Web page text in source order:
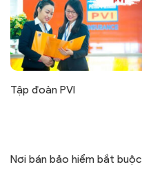
Tập đoàn PVI
Nơi bán bảo hiểm bắt buộc